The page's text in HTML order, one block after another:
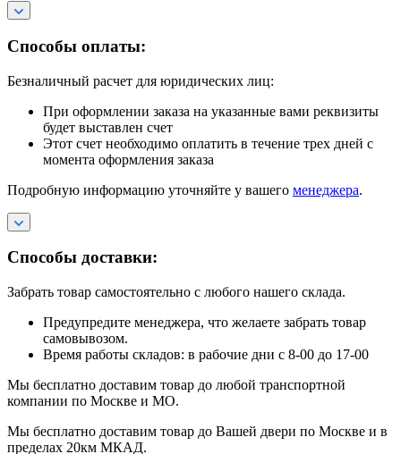
Способы оплаты:
Безналичный расчет для юридических лиц:
При оформлении заказа на указанные вами реквизиты
будет выставлен счет
Этот счет необходимо оплатить в течение трех дней с
момента оформления заказа
Подробную информацию уточняйте у вашего менеджера.
Способы доставки:
Забрать товар самостоятельно с любого нашего склада.
Предупредите менеджера, что желаете забрать товар
самовывозом.
Время работы складов: в рабочие дни с 8-00 до 17-00
Мы бесплатно доставим товар до любой транспортной
компании по Москве и МО.
Мы бесплатно доставим товар до Вашей двери по Москве и в
пределах 20км МКАД.